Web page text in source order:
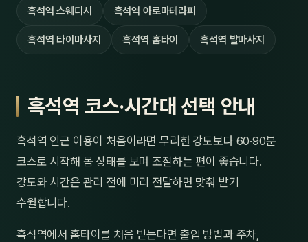
흑석역 스웨디시 흑석역 아로마테라피
흑석역 타이마사지 흑석역 홈타이 흑석역 발마사지
흑석역 코스·시간대 선택 안내
흑석역 인근 이용이 처음이라면 무리한 강도보다 60·90분
코스로 시작해 몸 상태를 보며 조절하는 편이 좋습니다.
강도와 시간은 관리 전에 미리 전달하면 맞춰 받기
수월합니다.
흑석역에서 홈타이를 처음 받는다면 출입 방법과 주차,